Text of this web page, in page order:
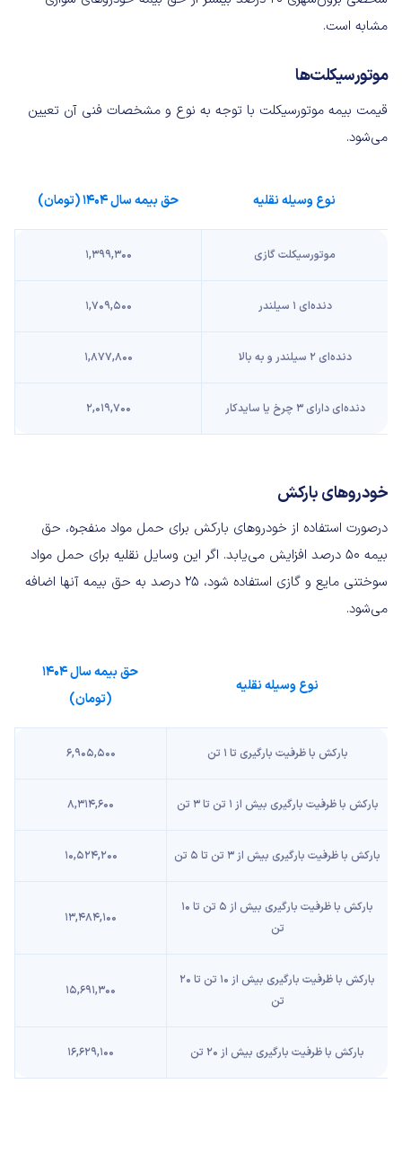
مشابه است.
موتورسیکلت‌ها
قیمت بیمه موتورسیکلت با توجه به نوع و مشخصات فنی آن تعیین
می‌شود.
نوع وسیله نقلیه حق بیمه سال ۱۴۰۴ (تومان)
موتورسیکلت گازی ۱,۳۹۹,۳۰۰
دنده‌ای ۱ سیلندر ۱,۷۰۹,۵۰۰
دنده‌ای ۲ سیلندر و به بالا ۱,۸۷۷,۸۰۰
دنده‌ای دارای ۳ چرخ یا سایدکار ۲,۰۱۹,۷۰۰
خودروهای بارکش
درصورت استفاده از خودروهای بارکش برای حمل مواد منفجره، حق
بیمه ۵۰ درصد افزایش می‌یابد. اگر این وسایل نقلیه برای حمل مواد
سوختنی مایع و گازی استفاده شود، ۲۵ درصد به حق بیمه آنها اضافه
می‌شود.
نوع وسیله نقلیه
حق بیمه سال ۱۴۰۴
(تومان)
بارکش با ظرفیت بارگیری تا ۱ تن ۶,۹۰۵,۵۰۰
بارکش با ظرفیت بارگیری بیش از ۱ تن تا ۳ تن ۸,۳۱۴,۶۰۰
بارکش با ظرفیت بارگیری بیش از ۳ تن تا ۵ تن ۱۰,۵۲۴,۲۰۰
بارکش با ظرفیت بارگیری بیش از ۵ تن تا ۱۰
تن
۱۳,۴۸۴,۱۰۰
بارکش با ظرفیت بارگیری بیش از ۱۰ تن تا ۲۰
تن
۱۵,۶۹۱,۳۰۰
بارکش با ظرفیت بارگیری بیش از ۲۰ تن ۱۶,۶۲۹,۱۰۰